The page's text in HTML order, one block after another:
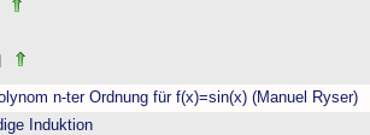
n-ter Ordnung für f(x)=sin(x) (Manuel Ryser)
Induktion